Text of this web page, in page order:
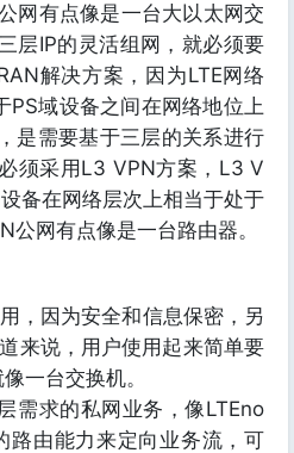
网有点像是一台大以太网交
层IP的灵活组网，就必须要
解决方案，因为LTE网络
PS域设备之间在网络地位上
是需要基于三层的关系进行
须采用L3 VPN方案，L3 V
备在网络层次上相当于处于
公网有点像是一台路由器。
，因为安全和信息保密，另
来说，用户使用起来简单要
一台交换机。
需求的私网业务，像LTEno
路由能力来定向业务流，可